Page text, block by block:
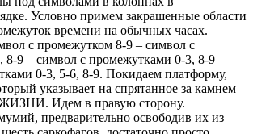
Условно примем закрашенные области
времени на обычных часах.
с промежутком 8-9 – символ с
8-9 – символ с промежутками 0-3, 8-9 –
0-3, 5-6, 8-9. Покидаем платформу,
указывает на спрятанное за камнем
Идем в правую сторону.
предварительно освободив их из